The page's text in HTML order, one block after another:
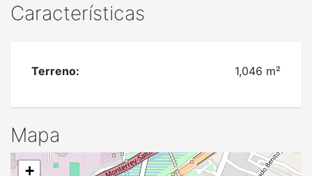
Características
Terreno: 1,046 m²
Mapa
+